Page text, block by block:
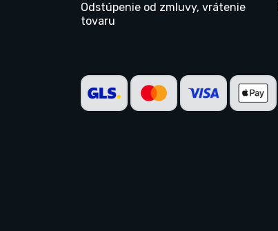
Odstúpenie od zmluvy, vrátenie
tovaru